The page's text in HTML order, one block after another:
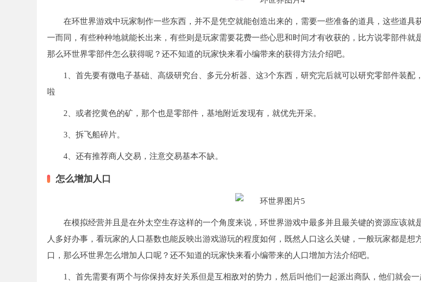
在环世界游戏中玩家制作一些东西，并不是凭空就能创造出来的，需要一些准备的道具，这些道具
一而同，有些种种地就能长出来，有些则是玩家需要花费一些心思和时间才有收获的，比方说零部件就
那么环世界零部件怎么获得呢？还不知道的玩家快来看小编带来的获得方法介绍吧。
1、首先要有微电子基础、高级研究台、多元分析器、这3个东西，研究完后就可以研究零部件装配
啦
2、或者挖黄色的矿，那个也是零部件，基地附近发现有，就优先开采。
3、拆飞船碎片。
4、还有推荐商人交易，注意交易基本不缺。
怎么增加人口
在模拟经营并且是在外太空生存这样的一个角度来说，环世界游戏中最多并且最关键的资源应该就
人多好办事，看玩家的人口基数也能反映出游戏游玩的程度如何，既然人口这么关键，一般玩家都是想
口，那么环世界怎么增加人口呢？还不知道的玩家快来看小编带来的人口增加方法介绍吧。
1、首先需要有两个与你保持友好关系但是互相敌对的势力，然后叫他们一起派出商队，他们就会